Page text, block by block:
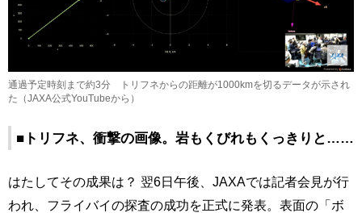
通過予定時刻まで約3分 トリフネからの距離が1000kmを切るデータが示され
た（JAXA公式YouTubeから）
■トリフネ、衝撃の画像。岩もくびれもくっきりと……
はたしてその成果は？ 翌6日午後、JAXAでは記者会見が行
われ、フライバイの探査の成功を正式に発表。表面の「ボ